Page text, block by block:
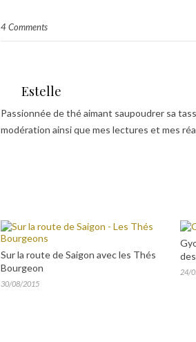
4 Comments
Estelle
Passionnée de thé aimant saupoudrer sa
modération ainsi que mes lectures et mes
Sur la route de Saigon avec les Thés
Bourgeon
30/08/2015
24/